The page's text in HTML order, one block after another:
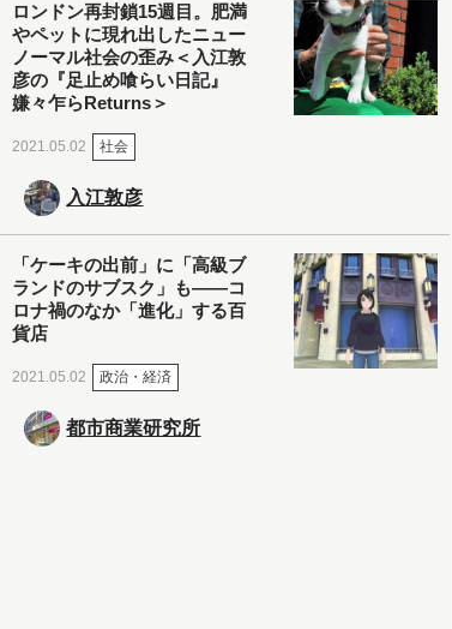
ロンドン再封鎖15週目。肥満
やペットに現れ出したニュー
ノーマル社会の歪み＜入江敦
彦の『足止め喰らい日記』
嫌々乍らReturns＞
2021.05.02 社会
入江敦彦
「ケーキの出前」に「高級ブ
ランドのサブスク」も――コ
ロナ禍のなか「進化」する百
貨店
2021.05.02 政治・経済
都市商業研究所